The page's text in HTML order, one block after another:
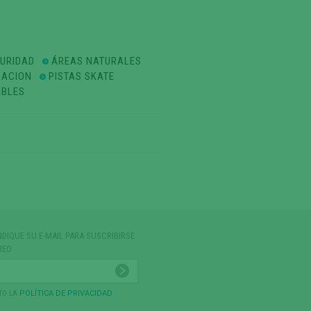
ÁREAS NATURALES
PISTAS SKATE
SU E-MAIL PARA SUSCRIBIRSE
LA POLÍTICA DE PRIVACIDAD